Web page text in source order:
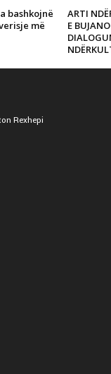
bashkojnë
më
ARTI
E
Rexhepi